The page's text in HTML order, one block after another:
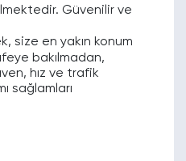
Güvenilir ve
size en yakın konum
bakılmadan,
hız ve trafik
sağlamları